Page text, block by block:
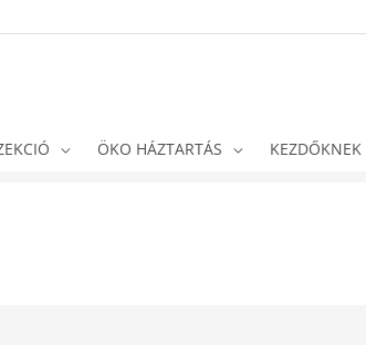
ÖKO HÁZTARTÁS KEZDŐKNEK